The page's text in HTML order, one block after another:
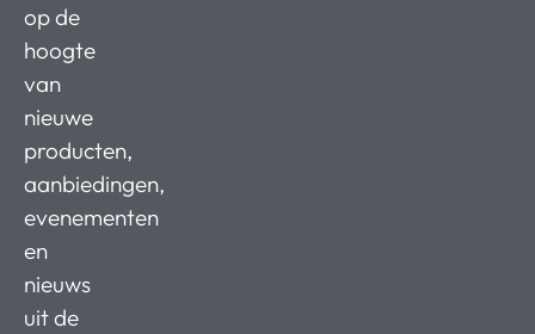
op de
hoogte
van
nieuwe
producten,
aanbiedingen,
evenementen
en
nieuws
uit de